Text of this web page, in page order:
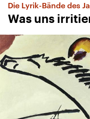
Die Lyrik-Bände des
Was uns